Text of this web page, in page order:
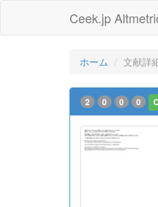
Ceek.jp
ホーム 文献詳
2 0 0 0